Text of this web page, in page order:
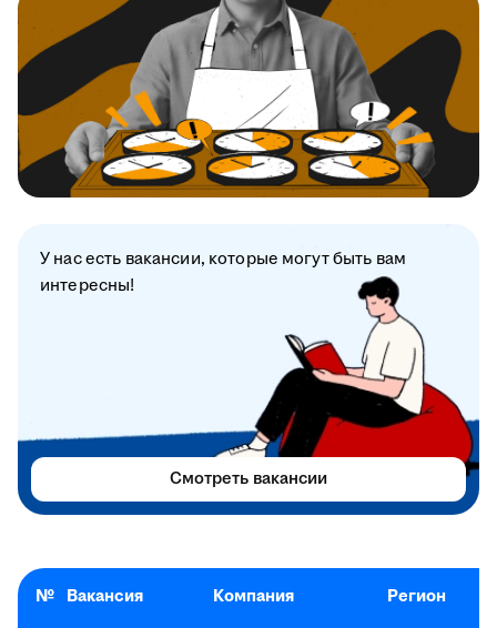
№ Вакансия Компания Регион
У нас есть вакансии, которые могут быть вам
интересны!
Смотреть вакансии